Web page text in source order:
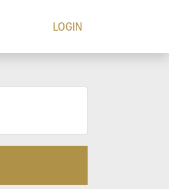
LOGIN